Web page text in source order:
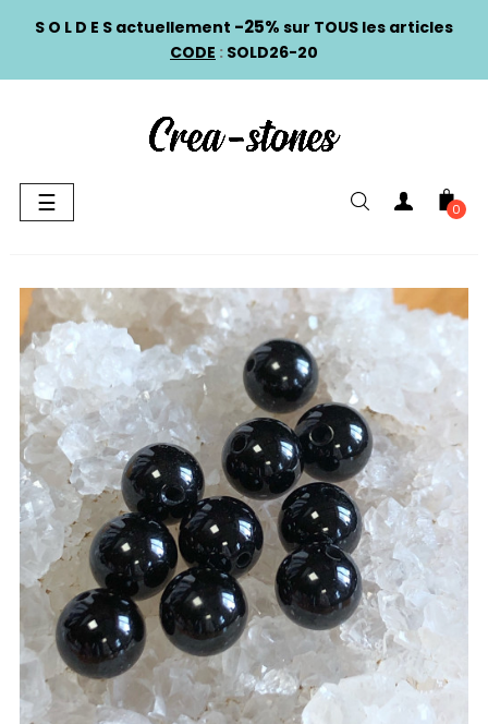
S O L D E S actuellement -25% sur TOUS les articles
CODE : SOLD26-20
Basculer
la
☰ 0